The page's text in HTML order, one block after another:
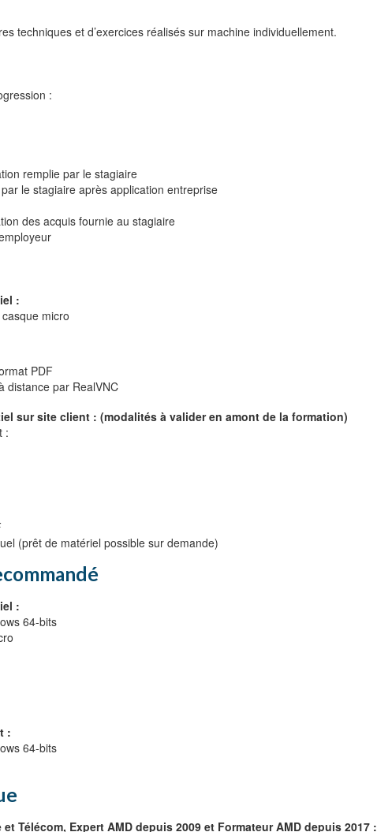
techniques et d’exercices réalisés sur machine individuellement.
:
remplie par le stagiaire
le stagiaire après application entreprise
des acquis fournie au stagiaire
:
micro
PDF
distance par RealVNC
sur site client : (modalités à valider en amont de la formation)
:
(prêt de matériel possible sur demande)
:
64-bits
:
64-bits
Télécom, Expert AMD depuis 2009 et Formateur AMD depuis 2017 :